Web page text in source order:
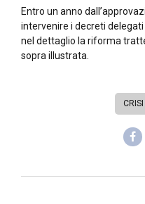
Entro un anno
intervenire i decreti
nel dettaglio la riforma
sopra illustrata.